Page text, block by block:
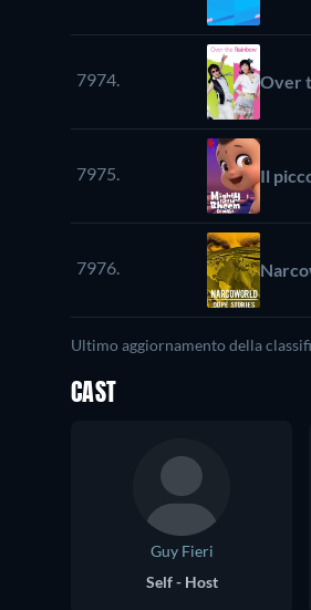
7974. Over
7975. Il
7976.
Ultimo aggiornamento della
CAST
Guy Fieri
Self - Host